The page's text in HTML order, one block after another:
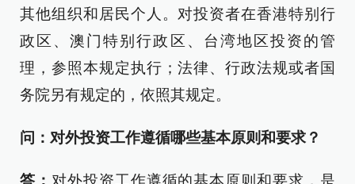
其他组织和居民个人。对投资者在香港特别行
政区、澳门特别行政区、台湾地区投资的管
理，参照本规定执行；法律、行政法规或者国
务院另有规定的，依照其规定。
问：对外投资工作遵循哪些基本原则和要求？
答： 对外投资工作遵循的基本原则和要求，是